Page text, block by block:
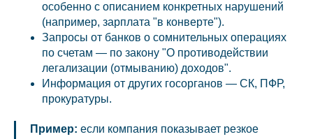
особенно с описанием конкретных нарушений
(например, зарплата "в конверте").
Запросы от банков о сомнительных операциях
по счетам — по закону "О противодействии
легализации (отмыванию) доходов".
Информация от других госорганов — СК, ПФР,
прокуратуры.
Пример: если компания показывает резкое